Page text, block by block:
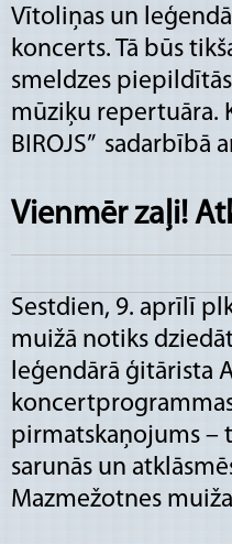
Vītoliņas un
koncerts. Tā būs
smeldzes
mūziķu repertuāra.
BIROJS” sadarbībā
Vienmēr zaļi!
Sestdien, 9. aprīlī
muižā notiks
leģendārā ģitārista
pirmatskaņojums –
sarunās un
Mazmežotnes muiža